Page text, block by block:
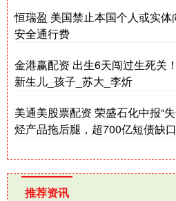
恒瑞盈 美国禁止本国个人或实
安全通行费
金港赢配资 出生6天闯过生死关
新生儿_孩子_苏大_李炘
美通美股票配资 荣盛石化中报“
烃产品拖后腿，超700亿短债缺
推荐资讯